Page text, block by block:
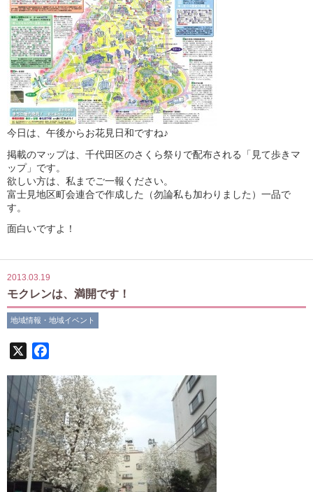
今日は、午後からお花見日和ですね♪
掲載のマップは、千代田区のさくら祭りで配布される「見て歩きマ
ップ」です。
欲しい方は、私までご一報ください。
富士見地区町会連合で作成した（勿論私も加わりました）一品で
す。
面白いですよ！
2013.03.19
モクレンは、満開です！
地域情報・地域イベント